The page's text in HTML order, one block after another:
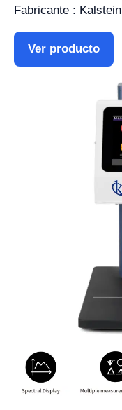
Fabricante : Kalstein
Ver producto